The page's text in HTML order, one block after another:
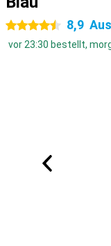
4.5 Sterne 8,9
vor 23:30 bestellt,